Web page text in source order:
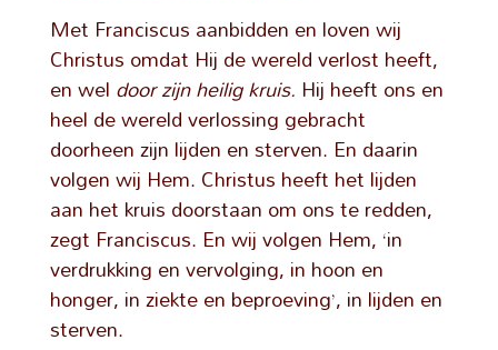
Met Franciscus aanbidden en loven wij
Christus omdat Hij de wereld verlost heeft,
en weldoor zijn heilig kruis. Hij heeft ons en
heel de wereld verlossing gebracht
doorheen zijn lijden en sterven. En daarin
volgen wij Hem. Christus heeft het lijden
aan het kruis doorstaan om ons te redden,
zegt Franciscus. En wij volgen Hem, ‘in
verdrukking en vervolging, in hoon en
honger, in ziekte en beproeving’, in lijden en
sterven.